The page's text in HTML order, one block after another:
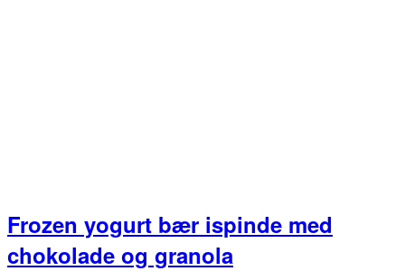
Frozen yogurt bær ispinde med
chokolade og granola